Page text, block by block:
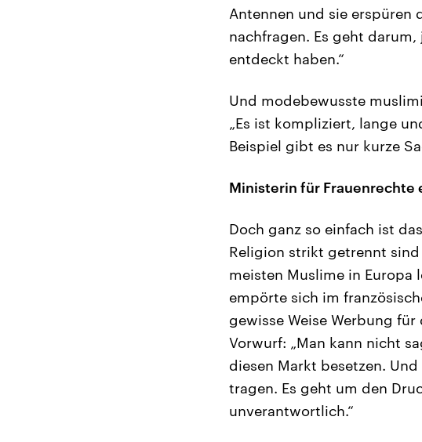
Antennen und sie erspüren
nachfragen. Es geht
entdeckt haben.“
Und modebewusste
„Es ist kompliziert, lange
Beispiel gibt es nur kurze
Ministerin für Frauenrechte
Doch ganz so einfach ist
Religion strikt getrennt
meisten Muslime in Europa
empörte sich im
gewisse Weise Werbung
Vorwurf: „Man kann nicht
diesen Markt besetzen.
tragen. Es geht um den
unverantwortlich.“